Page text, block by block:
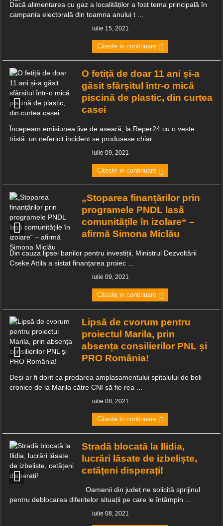
Dacă alimentarea cu gaz a localităților a fost tema principală în
campania electorală din toamna anului t ...
iulie 15, 2021
Citeste in continuare
O fetiță de doar 11 ani și-a
găsit sfârșitul într-o mică
piscină de plastic, din curtea
casei
Începeam emisiunea live de aseară, la Reper24 cu o veste
tristă: un nefericit incident se produsese chiar ...
iulie 09, 2021
Citeste in continuare
„Stoparea finanțărilor prin
programele PNDL lasă
comunitățile în izolare“ –
afirmă Simona Miclău
Din cauza lipsei banilor pentru investiții, Ministrul Dezvoltării
Cseke Attila a sistat finanțarea proiec ...
iulie 09, 2021
Citeste in continuare
Lipsă de cvorum pentru
proiectul Marila, prin
absența consilierilor PNL și
PRO România!
Deși ar fi dorit ca predarea amplasamentului spitalului de boli
cronice de la Marila către CNI să fie rea ...
iulie 08, 2021
Citeste in continuare
Stradă blocată la Ilidia,
lucrări lăsate de izbeliște,
cetățeni disperați!
Oamenii din județ ne solicită sprijinul
pentru deblocarea diferitelor situații pe care le întâmpin ...
iulie 08, 2021